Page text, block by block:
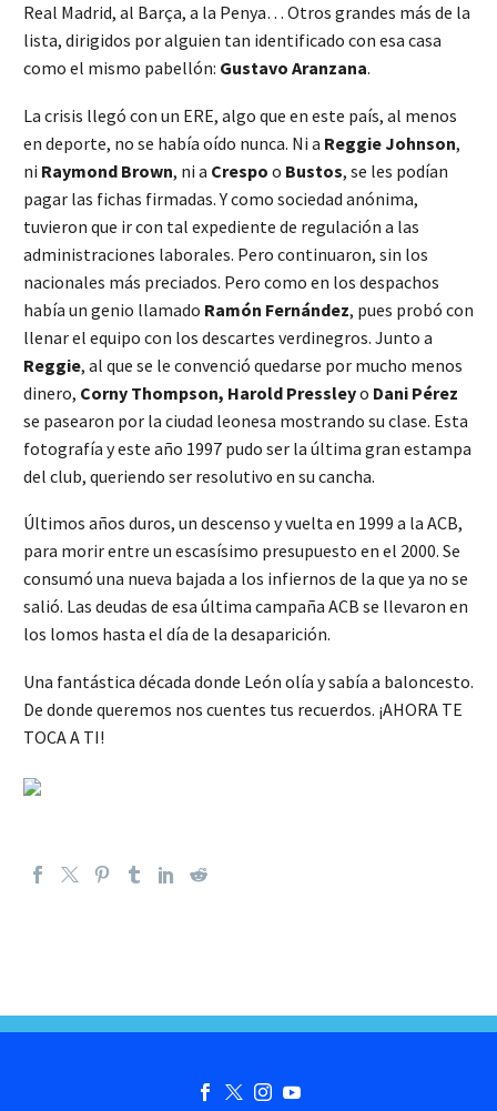
Real Madrid, al Barça, a la Penya… Otros grandes más de la
lista, dirigidos por alguien tan identificado con esa casa
como el mismo pabellón: Gustavo Aranzana.
La crisis llegó con un ERE, algo que en este país, al menos
en deporte, no se había oído nunca. Ni a Reggie Johnson,
ni Raymond Brown, ni a Crespo o Bustos, se les podían
pagar las fichas firmadas. Y como sociedad anónima,
tuvieron que ir con tal expediente de regulación a las
administraciones laborales. Pero continuaron, sin los
nacionales más preciados. Pero como en los despachos
había un genio llamado Ramón Fernández, pues probó con
llenar el equipo con los descartes verdinegros. Junto a
Reggie, al que se le convenció quedarse por mucho menos
dinero, Corny Thompson, Harold Pressleyo Dani Pérez
se pasearon por la ciudad leonesa mostrando su clase. Esta
fotografía y este año 1997 pudo ser la última gran estampa
del club, queriendo ser resolutivo en su cancha.
Últimos años duros, un descenso y vuelta en 1999 a la ACB,
para morir entre un escasísimo presupuesto en el 2000. Se
consumó una nueva bajada a los infiernos de la que ya no se
salió. Las deudas de esa última campaña ACB se llevaron en
los lomos hasta el día de la desaparición.
Una fantástica década donde León olía y sabía a baloncesto.
De donde queremos nos cuentes tus recuerdos. ¡AHORA TE
TOCA A TI!